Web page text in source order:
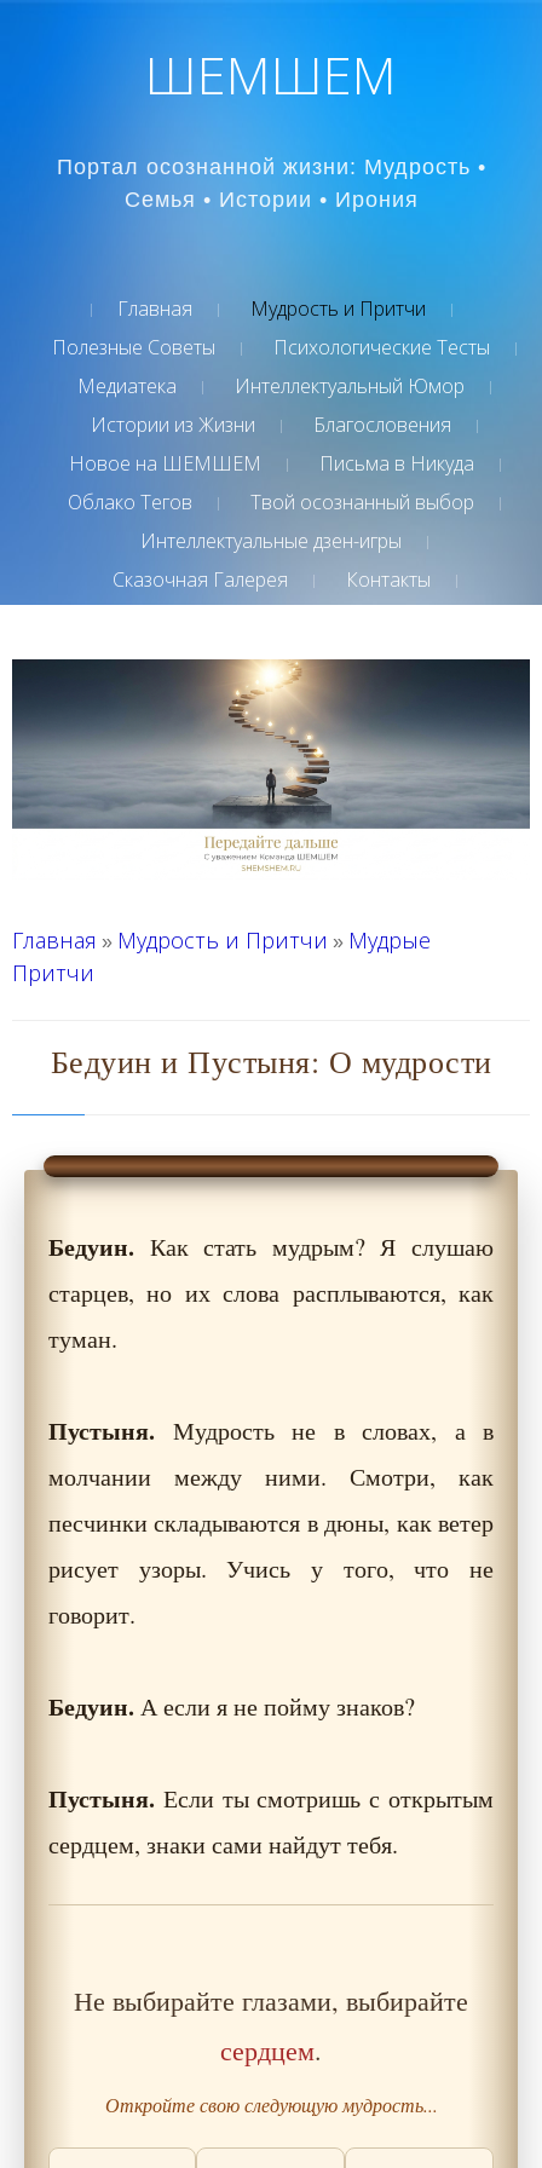
ШЕМШЕМ
Портал осознанной жизни: Мудрость •
Семья • Истории • Ирония
Главная
Мудрость и Притчи
Полезные Советы
Психологические Тесты
Медиатека
Интеллектуальный Юмор
Истории из Жизни
Благословения
Новое на ШЕМШЕМ
Письма в Никуда
Облако Тегов
Твой осознанный выбор
Интеллектуальные дзен-игры
Сказочная Галерея
Контакты
Главная » Мудрость и Притчи » Мудрые
Притчи
Бедуин и Пустыня: О мудрости
Бедуин. Как стать мудрым? Я слушаю
старцев, но их слова расплываются, как
туман.
Пустыня. Мудрость не в словах, а в
молчании между ними. Смотри, как
песчинки складываются в дюны, как ветер
рисует узоры. Учись у того, что не
говорит.
Бедуин. А если я не пойму знаков?
Пустыня. Если ты смотришь с открытым
сердцем, знаки сами найдут тебя.
Не выбирайте глазами, выбирайте
сердцем.
Откройте свою следующую мудрость...